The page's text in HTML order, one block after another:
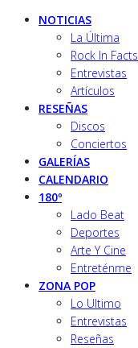
NOTICIAS
La Última
Rock In Facts
Entrevistas
Artículos
RESEÑAS
Discos
Conciertos
GALERÍAS
CALENDARIO
180º
Lado Beat
Deportes
Arte Y Cine
Entreténme
ZONA POP
Lo Ultimo
Entrevistas
Reseñas